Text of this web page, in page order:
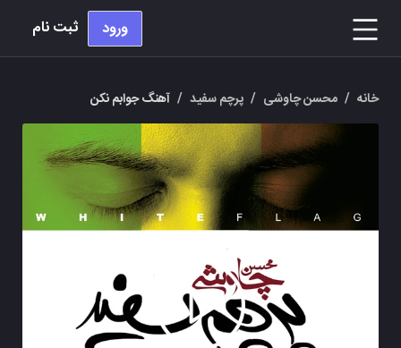
ورود ثبت نام
خانه / محسن چاوشی / پرچم سفید / آهنگ جوابم نکن